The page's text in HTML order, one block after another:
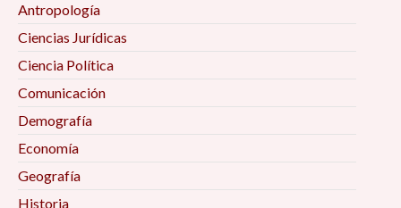
Antropología
Ciencias Jurídicas
Ciencia Política
Comunicación
Demografía
Economía
Geografía
Historia